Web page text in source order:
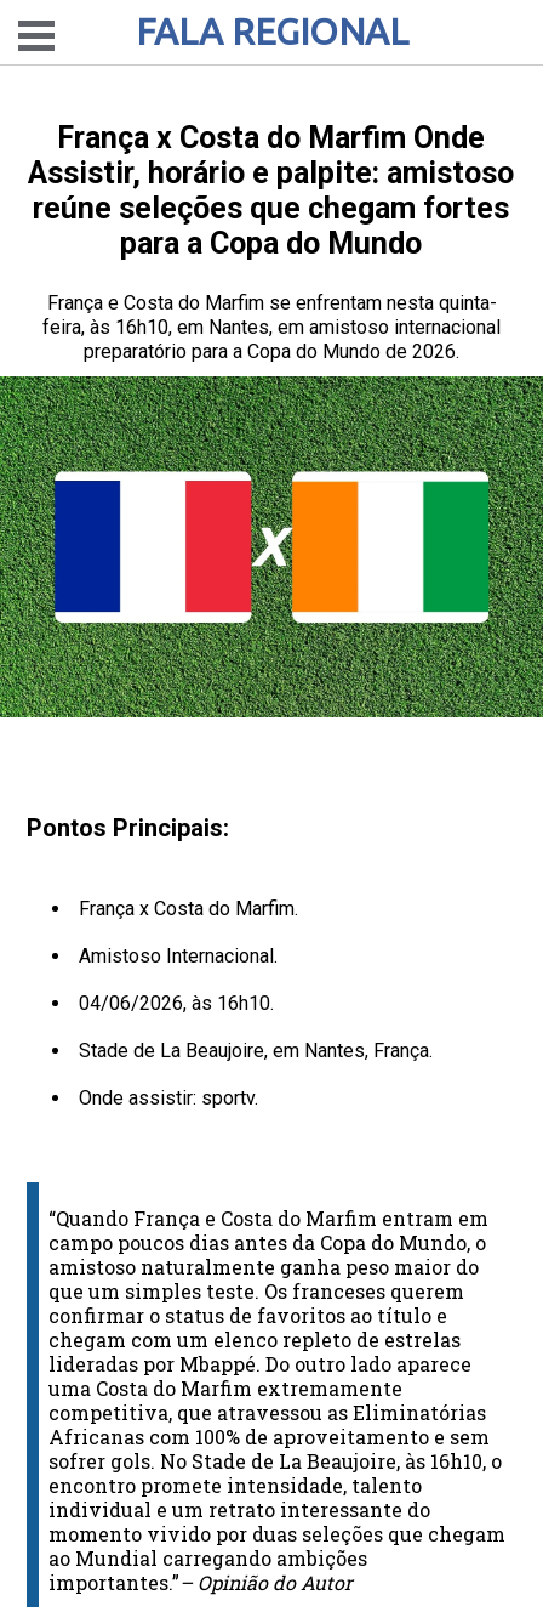
FALA REGIONAL
França x Costa do Marfim Onde
Assistir, horário e palpite: amistoso
reúne seleções que chegam fortes
para a Copa do Mundo
França e Costa do Marfim se enfrentam nesta quinta-
feira, às 16h10, em Nantes, em amistoso internacional
preparatório para a Copa do Mundo de 2026.
Pontos Principais:
França x Costa do Marfim.
Amistoso Internacional.
04/06/2026, às 16h10.
Stade de La Beaujoire, em Nantes, França.
Onde assistir: sportv.
“Quando França e Costa do Marfim entram em
campo poucos dias antes da Copa do Mundo, o
amistoso naturalmente ganha peso maior do
que um simples teste. Os franceses querem
confirmar o status de favoritos ao título e
chegam com um elenco repleto de estrelas
lideradas por Mbappé. Do outro lado aparece
uma Costa do Marfim extremamente
competitiva, que atravessou as Eliminatórias
Africanas com 100% de aproveitamento e sem
sofrer gols. No Stade de La Beaujoire, às 16h10, o
encontro promete intensidade, talento
individual e um retrato interessante do
momento vivido por duas seleções que chegam
ao Mundial carregando ambições
importantes.”– Opinião do Autor